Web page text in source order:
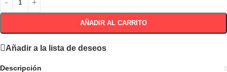
AÑADIR AL CARRITO
Añadir a la lista de deseos
Descripción